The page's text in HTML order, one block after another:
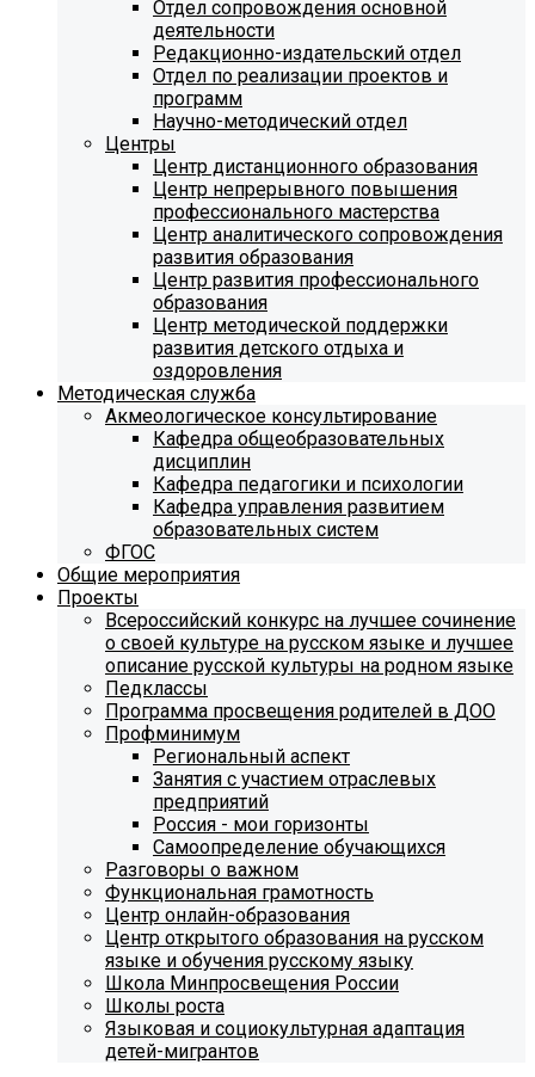
Отдел сопровождения основной
деятельности
Редакционно-издательский отдел
Отдел по реализации проектов и
программ
Научно-методический отдел
Центры
Центр дистанционного образования
Центр непрерывного повышения
профессионального мастерства
Центр аналитического сопровождения
развития образования
Центр развития профессионального
образования
Центр методической поддержки
развития детского отдыха и
оздоровления
Методическая служба
Акмеологическое консультирование
Кафедра общеобразовательных
дисциплин
Кафедра педагогики и психологии
Кафедра управления развитием
образовательных систем
ФГОС
Общие мероприятия
Проекты
Всероссийский конкурс на лучшее сочинение
о своей культуре на русском языке и лучшее
описание русской культуры на родном языке
Педклассы
Программа просвещения родителей в ДОО
Профминимум
Региональный аспект
Занятия с участием отраслевых
предприятий
Россия - мои горизонты
Самоопределение обучающихся
Разговоры о важном
Функциональная грамотность
Центр онлайн-образования
Центр открытого образования на русском
языке и обучения русскому языку
Школа Минпросвещения России
Школы роста
Языковая и социокультурная адаптация
детей-мигрантов